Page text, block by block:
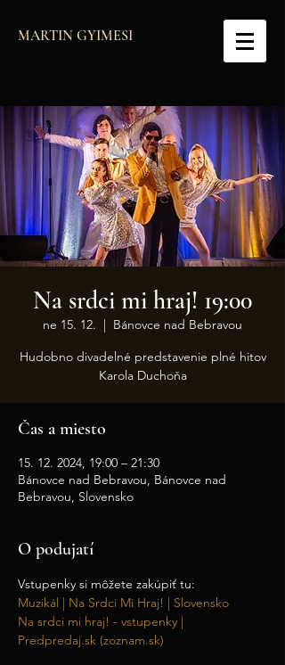
MARTIN GYIMESI
Na srdci mi hraj! 19:00
ne 15. 12.
  |
Bánovce nad Bebravou
Hudobno divadelné predstavenie plné hitov
Karola Duchoňa
Čas a miesto
15. 12. 2024, 19:00 – 21:30
Bánovce nad Bebravou, Bánovce nad
Bebravou, Slovensko
O podujatí
Vstupenky si môžete zakúpiť tu:
Muzikál | Na Srdci Mi Hraj! | Slovensko
Na srdci mi hraj! - vstupenky |
Predpredaj.sk (zoznam.sk)